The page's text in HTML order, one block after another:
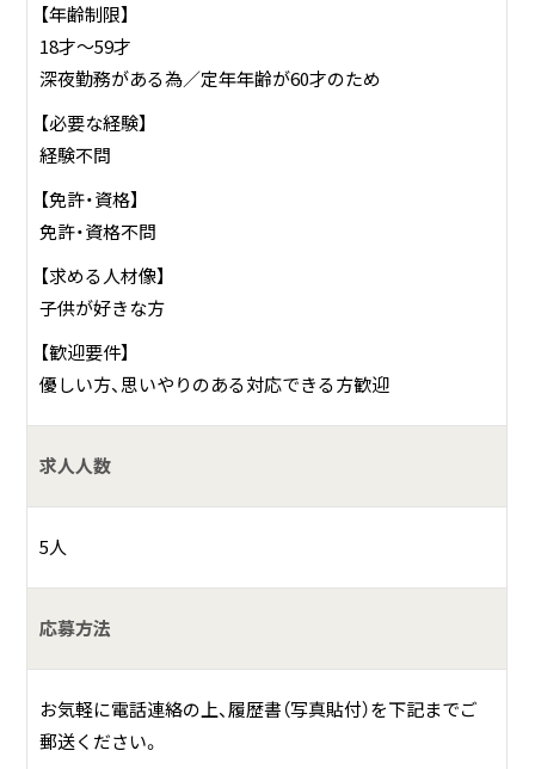
【年齢制限】
18才～59才
深夜勤務がある為／定年年齢が60才のため
【必要な経験】
経験不問
【免許・資格】
免許・資格不問
【求める人材像】
子供が好きな方
【歓迎要件】
優しい方、思いやりのある対応できる方歓迎
求人人数
5人
応募方法
お気軽に電話連絡の上、履歴書（写真貼付）を下記までご
郵送ください。